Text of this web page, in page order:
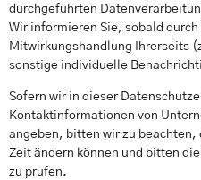
durchgeführten
Wir informieren Sie, sobald
Mitwirkungshandlung Ihrerseits
sonstige individuelle
Sofern wir in dieser
Kontaktinformationen von
angeben, bitten wir zu beachten,
Zeit ändern können und bitten
zu prüfen.